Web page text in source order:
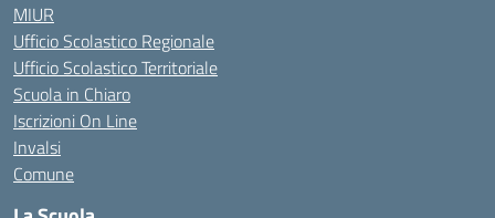
MIUR
Ufficio Scolastico Regionale
Ufficio Scolastico Territoriale
Scuola in Chiaro
Iscrizioni On Line
Invalsi
Comune